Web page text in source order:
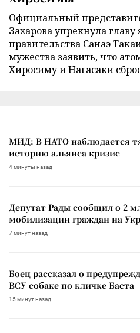
Официальный
Захарова упрекнула главу
правительства Санаэ
мужества заявить, что
Хиросиму и Нагасаки
МИД: В НАТО наблюдается
историю альянса кризис
4 минуты назад
Депутат Рады сообщил о 2
мобилизации граждан на
7 минут назад
Боец рассказал о
ВСУ собаке по кличке Баста
15 минут назад